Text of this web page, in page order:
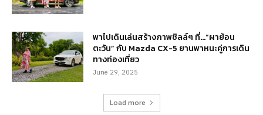
พาไปเดินเล่นสร้างภาพชิลล์ๆ ที่…“ผาย้อน
ตะวัน” กับ Mazda CX-5 ยานพาหนะคู่การเดิน
ทางท่องเที่ยว
June 29, 2025
Load more